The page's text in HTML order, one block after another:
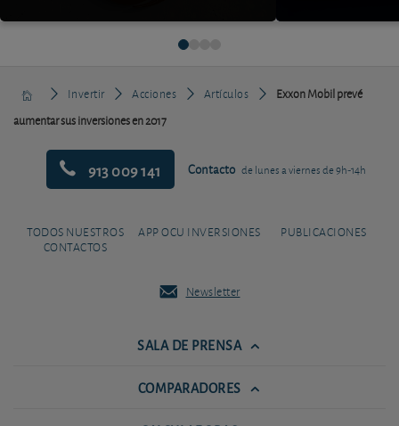
Invertir Acciones Artículos
Exxon Mobil prevé
aumentar sus inversiones en 2017
913 009 141 Contacto de lunes a viernes de 9h-14h
TODOS NUESTROS
CONTACTOS
APP OCU INVERSIONES PUBLICACIONES
Newsletter
SALA DE PRENSA
COMPARADORES